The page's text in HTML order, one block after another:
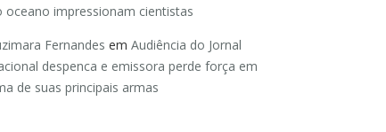
oceano impressionam cientistas
Fernandes em Audiência do Jornal
despenca e emissora perde força em
de suas principais armas